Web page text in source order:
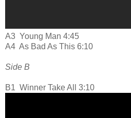
A3 Young Man 4:45
A4 As Bad As This 6:10
Side B
B1 Winner Take All 3:10